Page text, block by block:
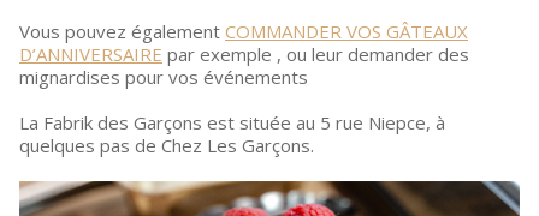
Vous pouvez également COMMANDER VOS GÂTEAUX
D’ANNIVERSAIRE par exemple , ou leur demander des
mignardises pour vos événements
La Fabrik des Garçons est située au 5 rue Niepce, à
quelques pas de Chez Les Garçons.